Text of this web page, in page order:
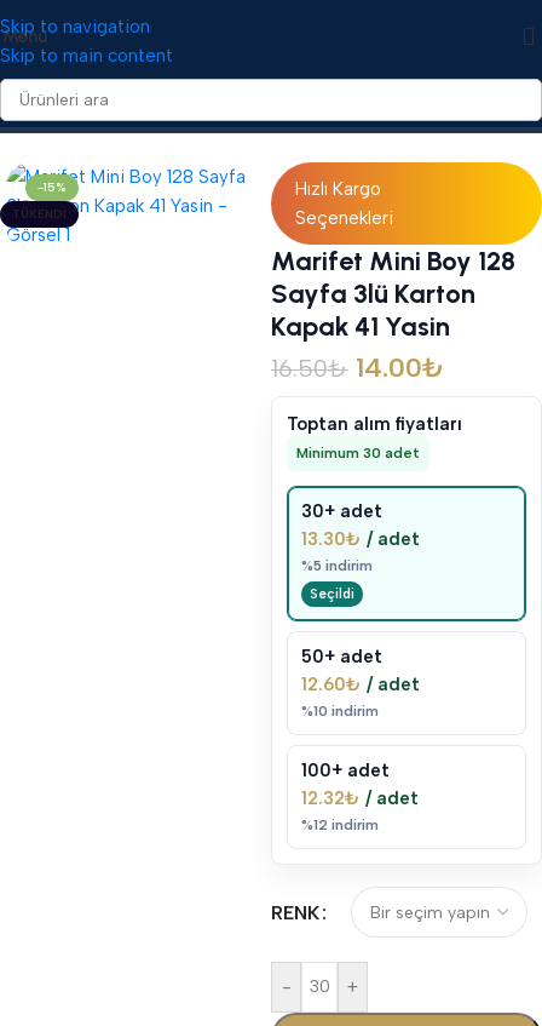
Skip to navigation
Skip to main content
Menü
Ana Sayfa/Yasin Cüzleri/Karton Kapaklı Yasin Cüzleri
-15%
TÜKENDI
Hızlı Kargo
Seçenekleri
Marifet Mini Boy 128
Sayfa 3lü Karton
Kapak 41 Yasin
16.50₺ 14.00₺
Toptan alım fiyatları
Minimum 30 adet
30+ adet
13.30₺ / adet
%5 indirim
50+ adet
12.60₺ / adet
%10 indirim
100+ adet
12.32₺ / adet
%12 indirim
RENK
- +